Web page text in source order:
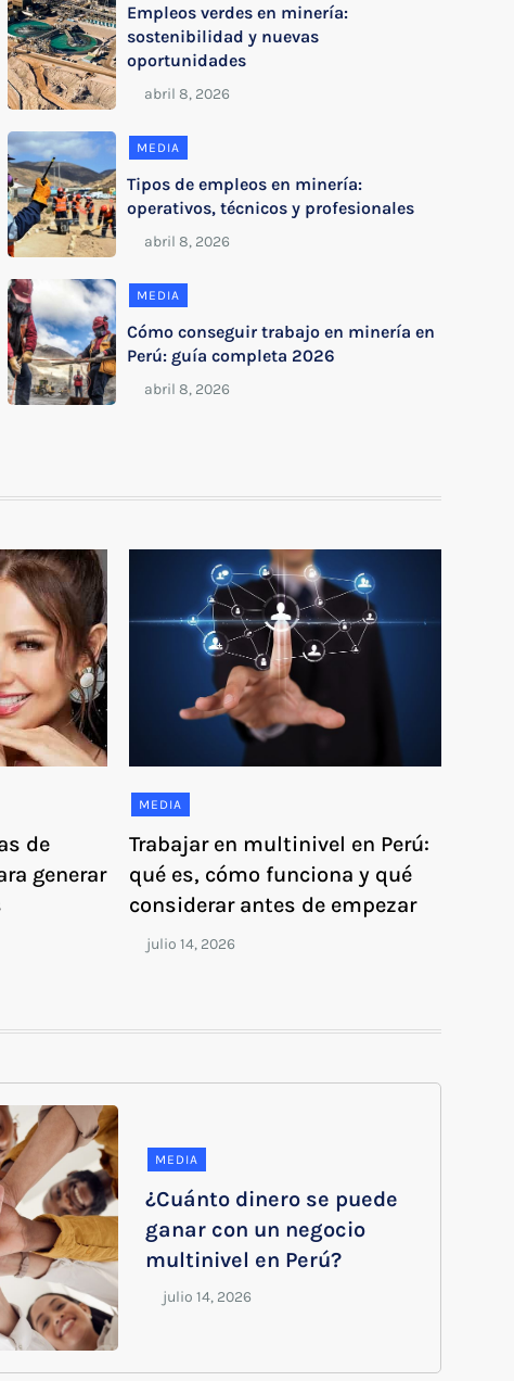
Empleos verdes en minería:
sostenibilidad y nuevas
oportunidades
MEDIA
Tipos de empleos en minería:
operativos, técnicos y profesionales
MEDIA
Cómo conseguir trabajo en minería en
Perú: guía completa 2026
de
generar
MEDIA
Trabajar en multinivel en Perú:
qué es, cómo funciona y qué
considerar antes de empezar
MEDIA
¿Cuánto dinero se puede
ganar con un negocio
multinivel en Perú?